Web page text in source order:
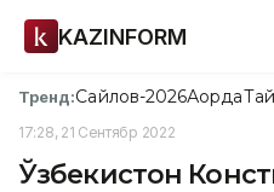
KAZINFORM
Тренд:Сайлов-2026Ақорда
17:28, 21 Сентябр 2022
Ўзбекистон